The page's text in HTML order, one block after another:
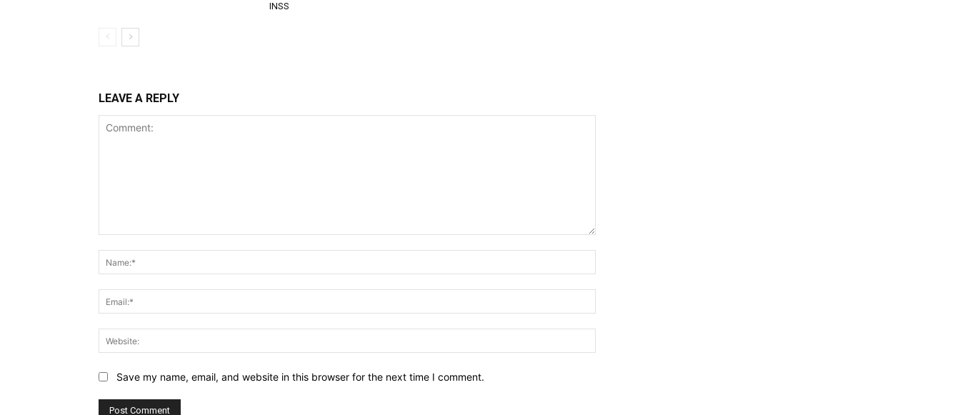
INSS
LEAVE A REPLY
Save my name, email, and website in this browser for the next time I comment.